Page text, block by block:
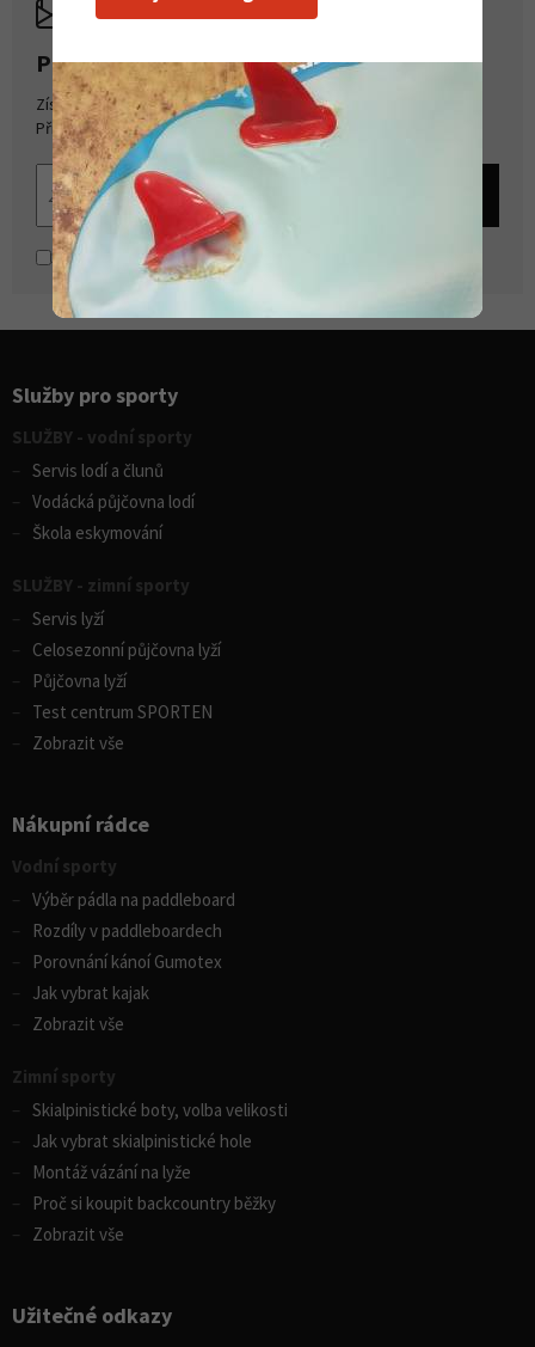
PŘIHLASTE SE K ODBĚRU NOVINEK
Získejte přehled o novinkách a akcích na našem e-shopu.
Přihlašte se k odběru novinek.
Souhlasím sezpracováním osobních údajů
Služby pro sporty
SLUŽBY - vodní sporty
Servis lodí a člunů
Vodácká půjčovna lodí
Škola eskymování
SLUŽBY - zimní sporty
Servis lyží
Celosezonní půjčovna lyží
Půjčovna lyží
Test centrum SPORTEN
Zobrazit vše
Nákupní rádce
Vodní sporty
Výběr pádla na paddleboard
Rozdíly v paddleboardech
Porovnání kánoí Gumotex
Jak vybrat kajak
Zobrazit vše
Zimní sporty
Skialpinistické boty, volba velikosti
Jak vybrat skialpinistické hole
Montáž vázání na lyže
Proč si koupit backcountry běžky
Zobrazit vše
Užitečné odkazy